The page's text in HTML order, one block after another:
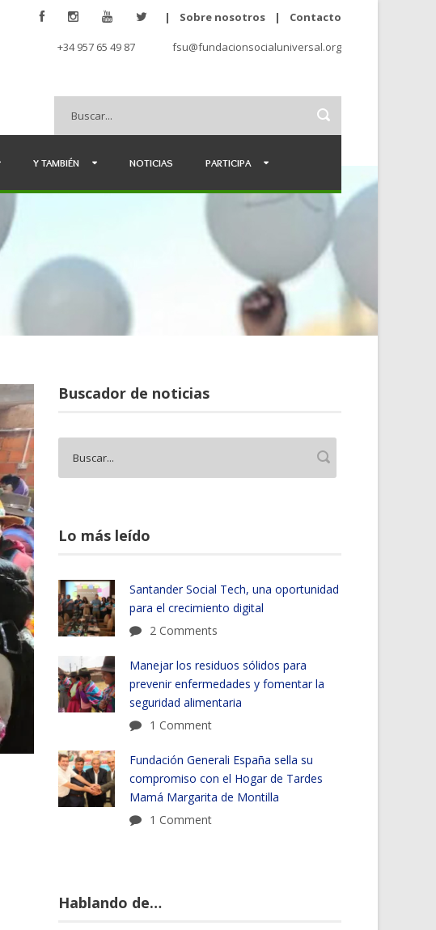
| Sobre nosotros | Contacto
+34 957 65 49 87 fsu@fundacionsocialuniversal.org
Y TAMBIÉN NOTICIAS PARTICIPA
Buscador de noticias
Lo más leído
Santander Social Tech, una oportunidad
para el crecimiento digital
2 Comments
Manejar los residuos sólidos para
prevenir enfermedades y fomentar la
seguridad alimentaria
1 Comment
Fundación Generali España sella su
compromiso con el Hogar de Tardes
Mamá Margarita de Montilla
1 Comment
Hablando de…